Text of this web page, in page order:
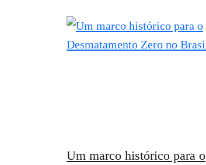
Um marco histórico para o